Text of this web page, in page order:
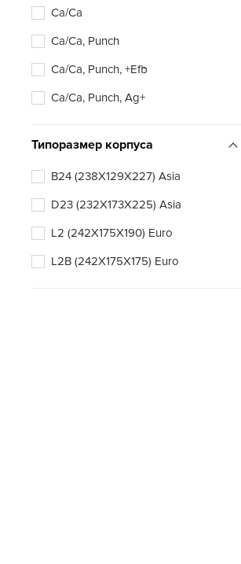
Ca/Ca
Ca/Ca, Punch
Ca/Ca, Punch, +Efb
Ca/Ca, Punch, Ag+
Типоразмер корпуса
B24 (238X129X227) Asia
D23 (232X173X225) Asia
L2 (242X175X190) Euro
L2B (242X175X175) Euro